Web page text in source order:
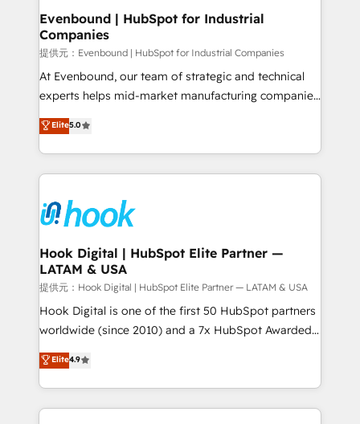
Agent Creation 🔄 Custom Integrations & Data
Migration Why 1406 We become part of your team.
Your team learns while we build. We fix what others
broke. Built for mid-market reality—practical
solutions that work with your actual headcount and
HubSpot partners 🔄 Top 5% globally in client
retention 📅 8+ years of consistent results since 2017
move beyond spreadsheets into unified systems
that drive real business results.
Evenbound | HubSpot for Industrial
Companies
提供元：Evenbound | HubSpot for Industrial Companies
At Evenbound, our team of strategic and technical
experts helps mid-market manufacturing companies
achieve real growth. We specialize in delivering
tailored solutions that drive results by leveraging
HubSpot’s platform and data to fuel success.
Technical Solutions: - HubSpot Technical Consulting -
Onboarding - Data Migration & Integrations -
Technical Audit & Optimization Strategic Solutions: -
Revenue Operations - Inbound Marketing -
Outbound Marketing - HubSpot CMS Website
Design & Development We empower our clients to
reach their full potential by providing transparent,
relationship-driven support. With over 300 HubSpot
technical know-how and strategic guidance you
need to succeed.
Elite5.0
Hook Digital | HubSpot Elite Partner —
LATAM & USA
提供元：Hook Digital | HubSpot Elite Partner — LATAM & USA
Hook Digital is one of the first 50 HubSpot partners
worldwide (since 2010) and a 7x HubSpot Awarded
Elite Partner. With 500+ projects across the U.S.,
Brazil, and LATAM, we combine global expertise with
regional experience. Today, we are Brazil’s largest
HubSpot Elite Partner—trusted by companies across
Elite4.9